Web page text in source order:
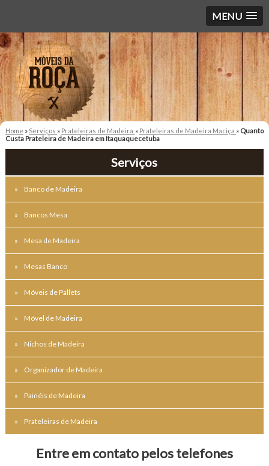
MENU
Home » Serviços » Prateleiras de Madeira » Prateleiras de Madeira Maciça » Quanto
Custa Prateleira de Madeira em Itaquaquecetuba
Serviços
Banco de Madeira
Bancos Mesa
Mesa de Madeira
Mesas Banco
Móveis de Pallets
Móvel de Madeira
Nichos de Madeira
Organizador de Madeira
Painéis de Madeira
Prateleiras de Madeira
Entre em contato pelos telefones